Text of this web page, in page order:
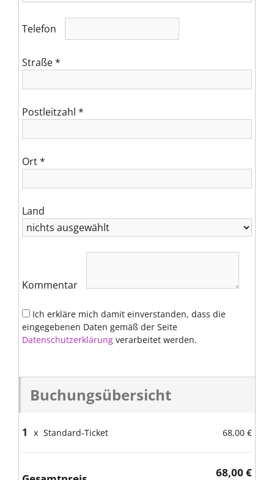
Telefon
Straße*
Postleitzahl *
Ort*
Land
Kommentar
Ich erkläre mich damit einverstanden, dass die
eingegebenen Daten gemäß der Seite
Datenschutzerklärung verarbeitet werden.
Buchungsübersicht
1 x Standard-Ticket 68,00 €
68,00 €